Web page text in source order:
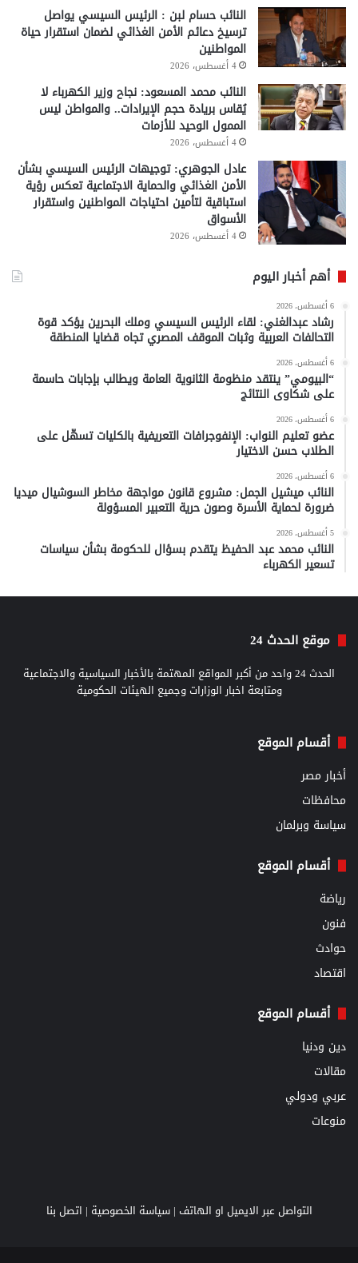
النائب حسام لبن : الرئيس السيسي يواصل
ترسيخ دعائم الأمن الغذائي لضمان استقرار حياة
المواطنين
4 أغسطس، 2026
النائب محمد المسعود: نجاح وزير الكهرباء لا
يُقاس بريادة حجم الإيرادات.. والمواطن ليس
الممول الوحيد للأزمات
4 أغسطس، 2026
عادل الجوهري: توجيهات الرئيس السيسي بشأن
الأمن الغذائي والحماية الاجتماعية تعكس رؤية
استباقية لتأمين احتياجات المواطنين واستقرار
الأسواق
4 أغسطس، 2026
أهم أخبار اليوم
6 أغسطس، 2026
رشاد عبدالغني: لقاء الرئيس السيسي وملك البحرين يؤكد قوة
التحالفات العربية وثبات الموقف المصري تجاه قضايا المنطقة
6 أغسطس، 2026
“البيومي” ينتقد منظومة الثانوية العامة ويطالب بإجابات حاسمة
على شكاوى النتائج
6 أغسطس، 2026
عضو تعليم النواب: الإنفوجرافات التعريفية بالكليات تسهّل على
الطلاب حسن الاختيار
6 أغسطس، 2026
النائب ميشيل الجمل: مشروع قانون مواجهة مخاطر السوشيال ميديا
ضرورة لحماية الأسرة وصون حرية التعبير المسؤولة
5 أغسطس، 2026
النائب محمد عبد الحفيظ يتقدم بسؤال للحكومة بشأن سياسات
تسعير الكهرباء
موقع الحدث 24
الحدث 24 واحد من أكبر المواقع المهتمة بالأخبار السياسية والاجتماعية
ومتابعة اخبار الوزارات وجميع الهيئات الحكومية
أقسام الموقع
أخبار مصر
محافظات
سياسة وبرلمان
أقسام الموقع
رياضة
فنون
حوادث
اقتصاد
أقسام الموقع
دين ودنيا
مقالات
عربي ودولي
منوعات
التواصل عبر الايميل او الهاتف |سياسة الخصوصية | اتصل بنا